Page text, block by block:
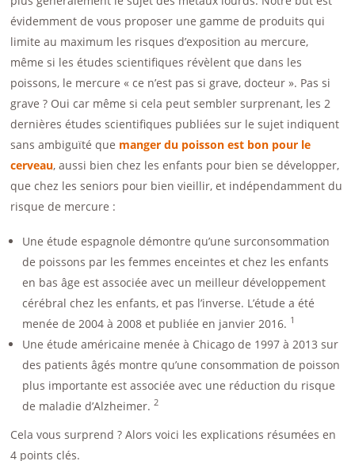
évidemment de vous proposer une gamme de produits qui
limite au maximum les risques d’exposition au mercure,
même si les études scientifiques révèlent que dans les
poissons, le mercure « ce n’est pas si grave, docteur ». Pas si
grave ? Oui car même si cela peut sembler surprenant, les 2
dernières études scientifiques publiées sur le sujet indiquent
sans ambiguïté que manger du poisson est bon pour le
cerveau, aussi bien chez les enfants pour bien se développer,
que chez les seniors pour bien vieillir, et indépendamment du
risque de mercure :
Une étude espagnole démontre qu’une surconsommation
de poissons par les femmes enceintes et chez les enfants
en bas âge est associée avec un meilleur développement
cérébral chez les enfants, et pas l’inverse. L’étude a été
menée de 2004 à 2008 et publiée en janvier 2016. 1
Une étude américaine menée à Chicago de 1997 à 2013 sur
des patients âgés montre qu’une consommation de poisson
plus importante est associée avec une réduction du risque
de maladie d’Alzheimer.2
Cela vous surprend ? Alors voici les explications résumées en
4 points clés.